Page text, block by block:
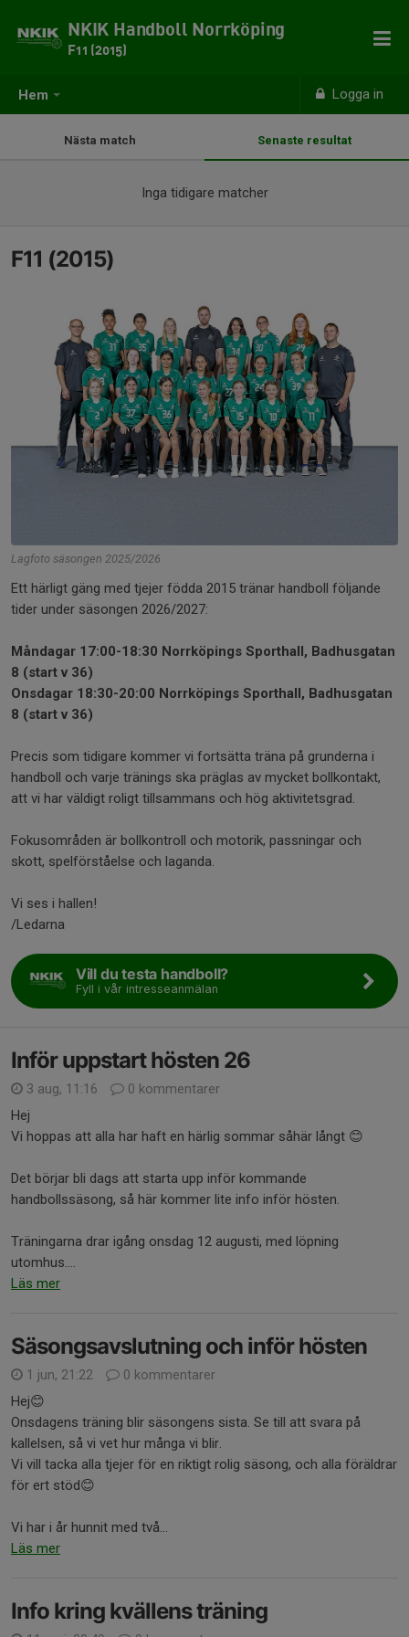
Hem Logga in
NKIK Handboll Norrköping
F11 (2015)
Nästa match Senaste resultat
Inga tidigare matcher
F11 (2015)
Lagfoto säsongen 2025/2026
Ett härligt gäng med tjejer födda 2015 tränar handboll följande
tider under säsongen 2026/2027:
Måndagar 17:00-18:30 Norrköpings Sporthall, Badhusgatan
8 (start v 36)
Onsdagar 18:30-20:00 Norrköpings Sporthall, Badhusgatan
8 (start v 36)
Precis som tidigare kommer vi fortsätta träna på grunderna i
handboll och varje tränings ska präglas av mycket bollkontakt,
att vi har väldigt roligt tillsammans och hög aktivitetsgrad.
Fokusområden är bollkontroll och motorik, passningar och
skott, spelförståelse och laganda.
Vi ses i hallen!
/Ledarna
Vill du testa handboll?
Fyll i vår intresseanmälan
Inför uppstart hösten 26
3 aug, 11:16
0 kommentarer
Hej
Vi hoppas att alla har haft en härlig sommar såhär långt 😊
Det börjar bli dags att starta upp inför kommande
handbollssäsong, så här kommer lite info inför hösten.
Träningarna drar igång onsdag 12 augusti, med löpning
utomhus....
Läs mer
Säsongsavslutning och inför hösten
1 jun, 21:22
0 kommentarer
Hej😊
Onsdagens träning blir säsongens sista. Se till att svara på
kallelsen, så vi vet hur många vi blir.
Vi vill tacka alla tjejer för en riktigt rolig säsong, och alla föräldrar
för ert stöd😊
Vi har i år hunnit med två...
Läs mer
Info kring kvällens träning